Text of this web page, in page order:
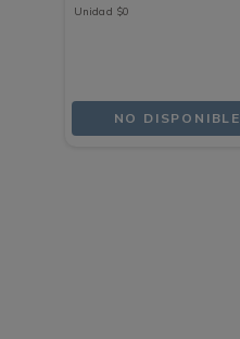
Unidad $0
NO DISPONIBLE